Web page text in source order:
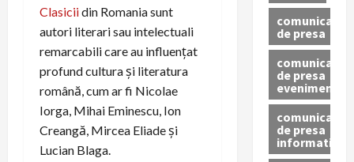
Clasiciidin Romania sunt
autori literari sau intelectuali
remarcabili care au influențat
profund cultura și literatura
română, cum ar fi Nicolae
Iorga, Mihai Eminescu, Ion
Creangă, Mircea Eliade și
Lucian Blaga.
comunicat
de presa
comunicat
de presa
eveniment
comunicat
de presa
informativ